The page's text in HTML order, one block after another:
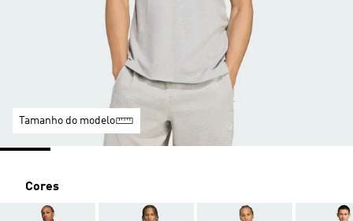
Tamanho do modelo
Cores